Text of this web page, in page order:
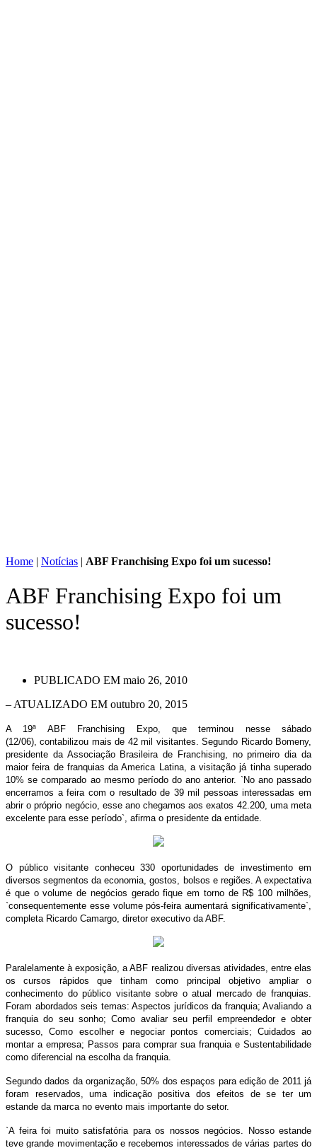
Home | Notícias | ABF Franchising Expo foi um sucesso!
ABF Franchising Expo foi um
sucesso!
PUBLICADO EM maio 26, 2010
– ATUALIZADO EM outubro 20, 2015
A 19ª ABF Franchising Expo, que terminou nesse sábado
(12/06), contabilizou mais de 42 mil visitantes. Segundo Ricardo Bomeny,
presidente da Associação Brasileira de Franchising, no primeiro dia da
maior feira de franquias da America Latina, a visitação já tinha superado
10% se comparado ao mesmo período do ano anterior. `No ano passado
encerramos a feira com o resultado de 39 mil pessoas interessadas em
abrir o próprio negócio, esse ano chegamos aos exatos 42.200, uma meta
excelente para esse período`, afirma o presidente da entidade.
O público visitante conheceu 330 oportunidades de investimento em
diversos segmentos da economia, gostos, bolsos e regiões. A expectativa
é que o volume de negócios gerado fique em torno de R$ 100 milhões,
`consequentemente esse volume pós-feira aumentará significativamente`,
completa Ricardo Camargo, diretor executivo da ABF.
Paralelamente à exposição, a ABF realizou diversas atividades, entre elas
os cursos rápidos que tinham como principal objetivo ampliar o
conhecimento do público visitante sobre o atual mercado de franquias.
Foram abordados seis temas: Aspectos jurídicos da franquia; Avaliando a
franquia do seu sonho; Como avaliar seu perfil empreendedor e obter
sucesso, Como escolher e negociar pontos comerciais; Cuidados ao
montar a empresa; Passos para comprar sua franquia e Sustentabilidade
como diferencial na escolha da franquia.
Segundo dados da organização, 50% dos espaços para edição de 2011 já
foram reservados, uma indicação positiva dos efeitos de se ter um
estande da marca no evento mais importante do setor.
`A feira foi muito satisfatória para os nossos negócios. Nosso estande
teve grande movimentação e recebemos interessados de várias partes do